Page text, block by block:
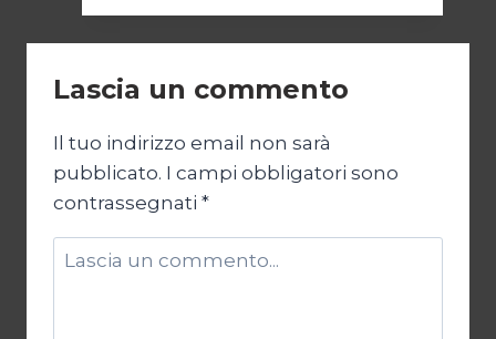
la
NATO
Argentina
Lascia un commento
Il tuo indirizzo email non sarà
pubblicato. I campi obbligatori sono
contrassegnati *